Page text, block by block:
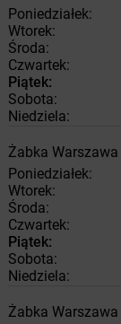
Poniedziałek:
Wtorek:
Środa:
Czwartek:
Piątek:
Sobota:
Niedziela:
Żabka Warszawa
Poniedziałek:
Wtorek:
Środa:
Czwartek:
Piątek:
Sobota:
Niedziela:
Żabka Warszawa